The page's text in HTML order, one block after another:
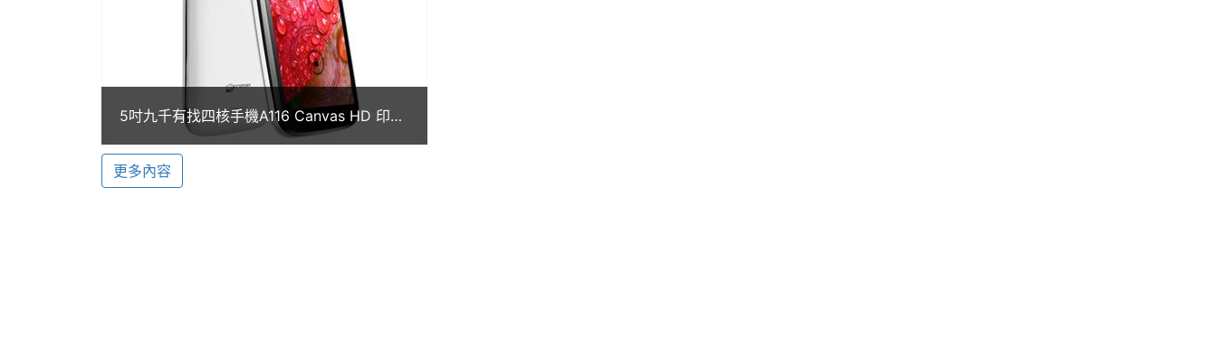
Micromax A116 Canvas HD 功能特色
◎ 採用 Android 4.1 Jelly Bean 作業系統
◎ 內建 MediaTek MT6589, 1.2GHz 四核心處理器
◎ 5 吋 IPS 觸控螢幕、1,280 x 720pixels 螢幕解析度
5 吋
主螢幕解析度 1280*720 pixels
主螢幕材質 IPS
5吋九千有找四核手機A116 Canvas HD 印度
更多內容